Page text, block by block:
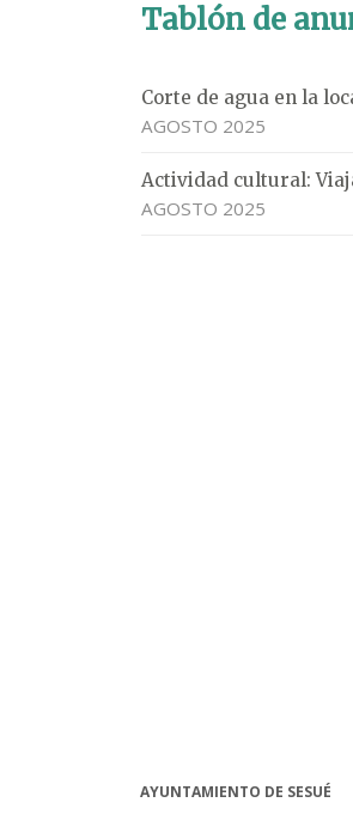
Tablón de
Corte de agua en la
AGOSTO 2025
Actividad cultural:
AGOSTO 2025
AYUNTAMIENTO DE SESUÉ